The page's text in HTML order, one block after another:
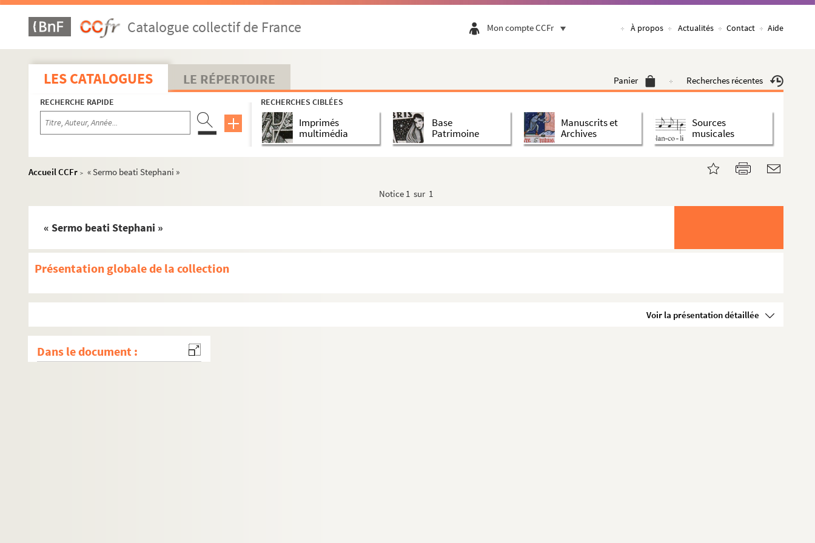
Catalogue collectif de France Mon compte CCFr À propos Actualités Contact Aide
LES CATALOGUES LE RÉPERTOIRE Panier Recherches récentes
RECHERCHE RAPIDE RECHERCHES CIBLÉES
Imprimés
multimédia
Base
Patrimoine
Manuscrits et
Archives
Sources
musicales
Accueil CCFr > « Sermo beati Stephani »
Notice 1 sur 1
« Sermo beati Stephani »
Présentation globale de la collection
Voir la présentation détaillée
Dans le document :